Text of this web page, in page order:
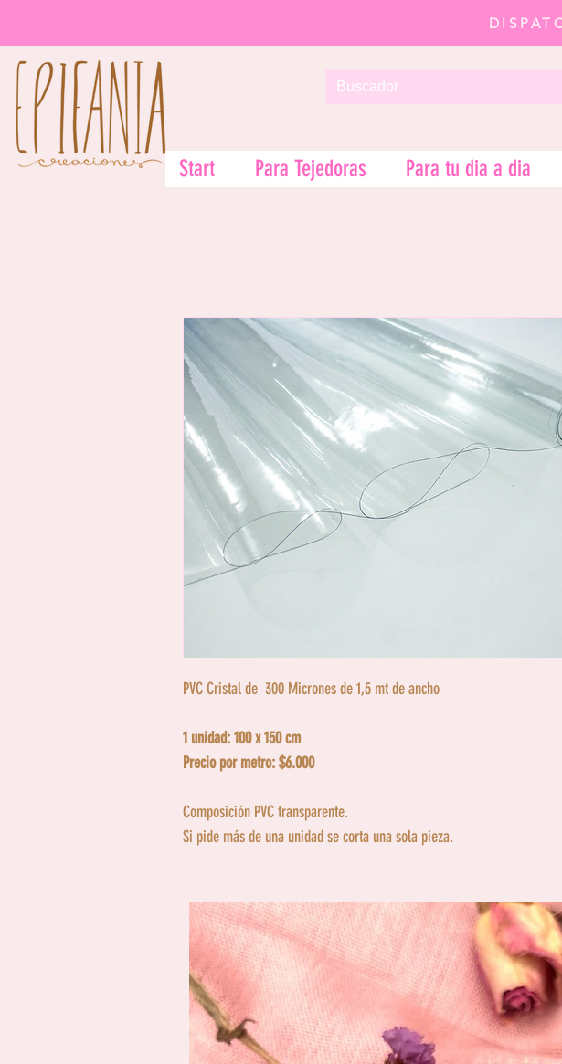
Start Para Tejedoras Para tu dia a dia
PVC Cristal de 300 Micrones de 1,5 mt de ancho
1 unidad: 100 x 150 cm
Precio por metro: $6.000
Composición PVC transparente.
Si pide más de una unidad se corta una sola pieza.